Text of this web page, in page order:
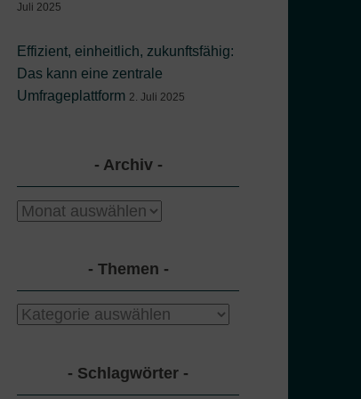
Juli 2025
Effizient, einheitlich, zukunftsfähig:
Das kann eine zentrale
Umfrageplattform 2. Juli 2025
Archiv
Archiv
Themen
Themen
Schlagwörter